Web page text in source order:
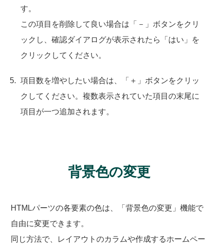
す。
この項目を削除して良い場合は「－」ボタンをクリ
ックし、確認ダイアログが表示されたら「はい」を
クリックしてください。
項目数を増やしたい場合は、「＋」ボタンをクリッ
クしてください。複数表示されていた項目の末尾に
項目が一つ追加されます。
背景色の変更
HTMLパーツの各要素の色は、「背景色の変更」機能で
自由に変更できます。
同じ方法で、レイアウトのカラムや作成するホームペー